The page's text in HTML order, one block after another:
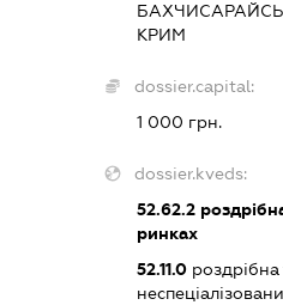
КРИМ
dossier.capital:
1 000 грн.
dossier.kveds:
52.62.2
ринках
52.11.0роздрібна